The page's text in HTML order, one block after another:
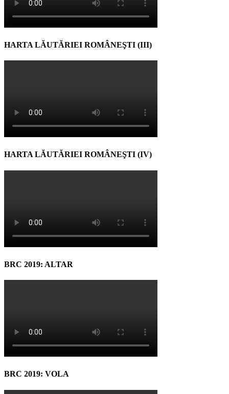
HARTA LĂUTĂRIEI ROMÂNEŞTI (III)
HARTA LĂUTĂRIEI ROMÂNEŞTI (IV)
BRC 2019: ALTAR
BRC 2019: VOLA